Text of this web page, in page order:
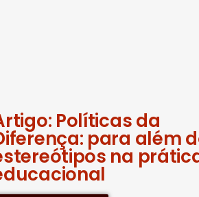
Políticas da
para além
na